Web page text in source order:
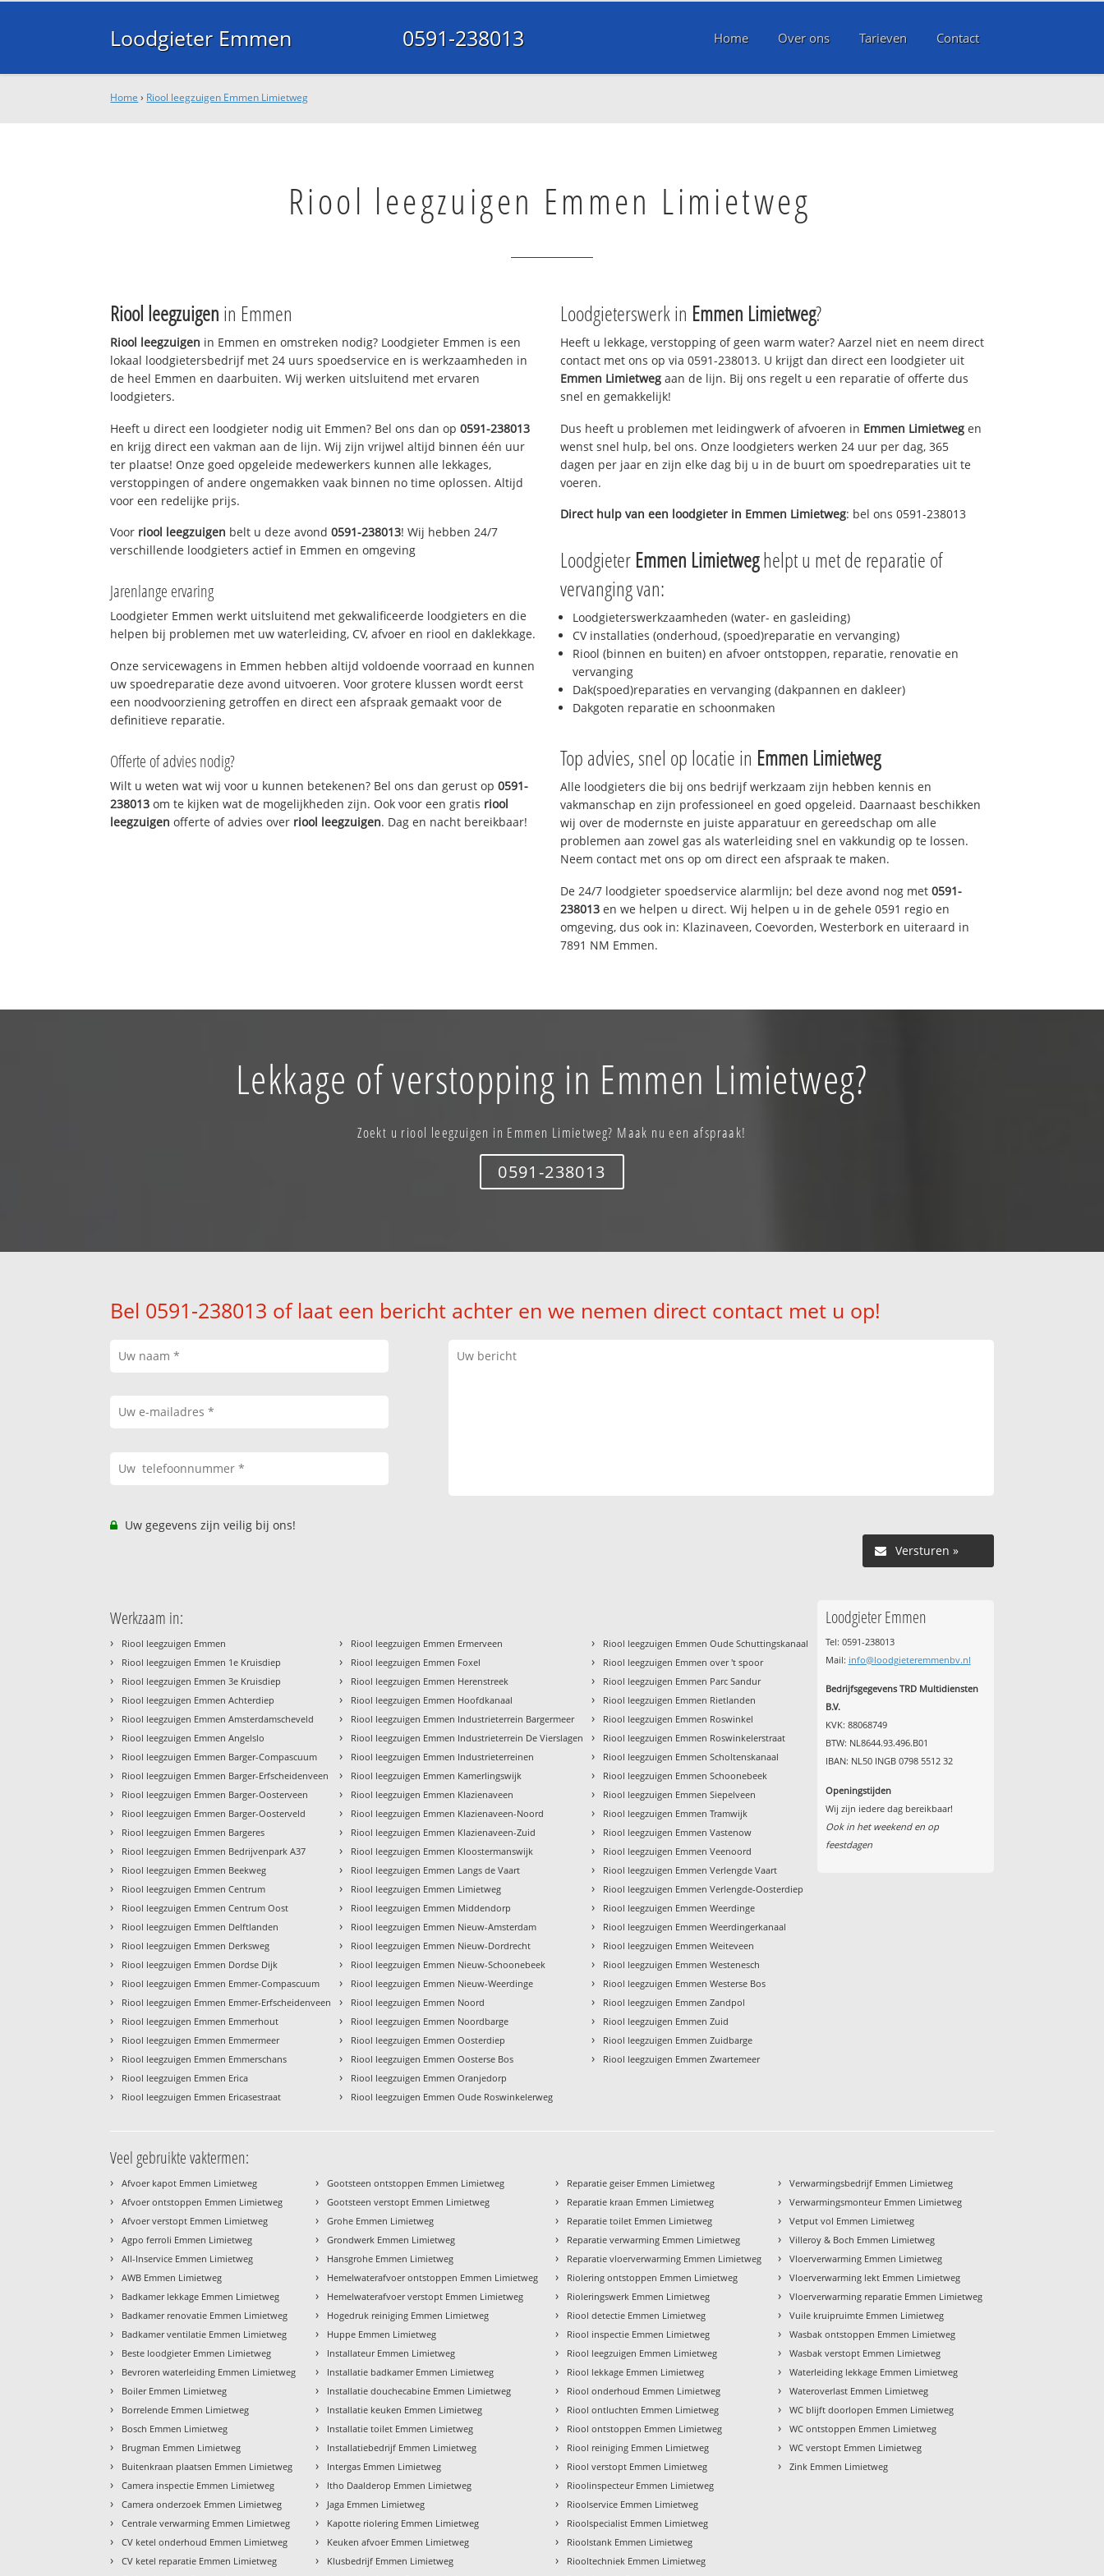
Loodgieter Emmen 0591-238013 Home Over ons Tarieven Contact
Home › Riool leegzuigen Emmen Limietweg
Riool leegzuigen Emmen Limietweg
Riool leegzuigen in Emmen
Riool leegzuigen in Emmen en omstreken nodig? Loodgieter Emmen is een
lokaal loodgietersbedrijf met 24 uurs spoedservice en is werkzaamheden in
de heel Emmen en daarbuiten. Wij werken uitsluitend met ervaren
loodgieters.
Heeft u direct een loodgieter nodig uit Emmen? Bel ons dan op0591-238013
en krijg direct een vakman aan de lijn. Wij zijn vrijwel altijd binnen één uur
ter plaatse! Onze goed opgeleide medewerkers kunnen alle lekkages,
verstoppingen of andere ongemakken vaak binnen no time oplossen. Altijd
voor een redelijke prijs.
Voor riool leegzuigen belt u deze avond0591-238013! Wij hebben 24/7
verschillende loodgieters actief in Emmen en omgeving
Jarenlange ervaring
Loodgieter Emmen werkt uitsluitend met gekwalificeerde loodgieters en die
helpen bij problemen met uw waterleiding, CV, afvoer en riool en daklekkage.
Onze servicewagens in Emmen hebben altijd voldoende voorraad en kunnen
uw spoedreparatie deze avond uitvoeren. Voor grotere klussen wordt eerst
een noodvoorziening getroffen en direct een afspraak gemaakt voor de
definitieve reparatie.
Offerte of advies nodig?
Wilt u weten wat wij voor u kunnen betekenen? Bel ons dan gerust op0591-
238013 om te kijken wat de mogelijkheden zijn. Ook voor een gratis riool
leegzuigen offerte of advies over riool leegzuigen. Dag en nacht bereikbaar!
Loodgieterswerk in Emmen Limietweg?
Heeft u lekkage, verstopping of geen warm water? Aarzel niet en neem direct
contact met ons op via 0591-238013. U krijgt dan direct een loodgieter uit
Emmen Limietweg aan de lijn. Bij ons regelt u een reparatie of offerte dus
snel en gemakkelijk!
Dus heeft u problemen met leidingwerk of afvoeren in Emmen Limietweg en
wenst snel hulp, bel ons. Onze loodgieters werken 24 uur per dag, 365
dagen per jaar en zijn elke dag bij u in de buurt om spoedreparaties uit te
voeren.
Direct hulp van een loodgieter in Emmen Limietweg: bel ons 0591-238013
Loodgieter Emmen Limietweghelpt u met de reparatie of
vervanging van:
Loodgieterswerkzaamheden (water- en gasleiding)
CV installaties (onderhoud, (spoed)reparatie en vervanging)
Riool (binnen en buiten) en afvoer ontstoppen, reparatie, renovatie en
vervanging
Dak(spoed)reparaties en vervanging (dakpannen en dakleer)
Dakgoten reparatie en schoonmaken
Top advies, snel op locatie in Emmen Limietweg
Alle loodgieters die bij ons bedrijf werkzaam zijn hebben kennis en
vakmanschap en zijn professioneel en goed opgeleid. Daarnaast beschikken
wij over de modernste en juiste apparatuur en gereedschap om alle
problemen aan zowel gas als waterleiding snel en vakkundig op te lossen.
Neem contact met ons op om direct een afspraak te maken.
De 24/7 loodgieter spoedservice alarmlijn; bel deze avond nog met 0591-
238013 en we helpen u direct. Wij helpen u in de gehele 0591 regio en
omgeving, dus ook in: Klazinaveen, Coevorden, Westerbork en uiteraard in
7891 NM Emmen.
Lekkage of verstopping in Emmen Limietweg?
Zoekt u riool leegzuigen in Emmen Limietweg? Maak nu een afspraak!
0591-238013
Bel 0591-238013 of laat een bericht achter en we nemen direct contact met u op!
Uw gegevens zijn veilig bij ons!
Versturen »
Werkzaam in:
› Riool leegzuigen Emmen
› Riool leegzuigen Emmen 1e Kruisdiep
› Riool leegzuigen Emmen 3e Kruisdiep
› Riool leegzuigen Emmen Achterdiep
› Riool leegzuigen Emmen Amsterdamscheveld
› Riool leegzuigen Emmen Angelslo
› Riool leegzuigen Emmen Barger-Compascuum
› Riool leegzuigen Emmen Barger-Erfscheidenveen
› Riool leegzuigen Emmen Barger-Oosterveen
› Riool leegzuigen Emmen Barger-Oosterveld
› Riool leegzuigen Emmen Bargeres
› Riool leegzuigen Emmen Bedrijvenpark A37
› Riool leegzuigen Emmen Beekweg
› Riool leegzuigen Emmen Centrum
› Riool leegzuigen Emmen Centrum Oost
› Riool leegzuigen Emmen Delftlanden
› Riool leegzuigen Emmen Derksweg
› Riool leegzuigen Emmen Dordse Dijk
› Riool leegzuigen Emmen Emmer-Compascuum
› Riool leegzuigen Emmen Emmer-Erfscheidenveen
› Riool leegzuigen Emmen Emmerhout
› Riool leegzuigen Emmen Emmermeer
› Riool leegzuigen Emmen Emmerschans
› Riool leegzuigen Emmen Erica
› Riool leegzuigen Emmen Ericasestraat
› Riool leegzuigen Emmen Ermerveen
› Riool leegzuigen Emmen Foxel
› Riool leegzuigen Emmen Herenstreek
› Riool leegzuigen Emmen Hoofdkanaal
› Riool leegzuigen Emmen Industrieterrein Bargermeer
› Riool leegzuigen Emmen Industrieterrein De Vierslagen
› Riool leegzuigen Emmen Industrieterreinen
› Riool leegzuigen Emmen Kamerlingswijk
› Riool leegzuigen Emmen Klazienaveen
› Riool leegzuigen Emmen Klazienaveen-Noord
› Riool leegzuigen Emmen Klazienaveen-Zuid
› Riool leegzuigen Emmen Kloostermanswijk
› Riool leegzuigen Emmen Langs de Vaart
› Riool leegzuigen Emmen Limietweg
› Riool leegzuigen Emmen Middendorp
› Riool leegzuigen Emmen Nieuw-Amsterdam
› Riool leegzuigen Emmen Nieuw-Dordrecht
› Riool leegzuigen Emmen Nieuw-Schoonebeek
› Riool leegzuigen Emmen Nieuw-Weerdinge
› Riool leegzuigen Emmen Noord
› Riool leegzuigen Emmen Noordbarge
› Riool leegzuigen Emmen Oosterdiep
› Riool leegzuigen Emmen Oosterse Bos
› Riool leegzuigen Emmen Oranjedorp
› Riool leegzuigen Emmen Oude Roswinkelerweg
› Riool leegzuigen Emmen Oude Schuttingskanaal
› Riool leegzuigen Emmen over 't spoor
› Riool leegzuigen Emmen Parc Sandur
› Riool leegzuigen Emmen Rietlanden
› Riool leegzuigen Emmen Roswinkel
› Riool leegzuigen Emmen Roswinkelerstraat
› Riool leegzuigen Emmen Scholtenskanaal
› Riool leegzuigen Emmen Schoonebeek
› Riool leegzuigen Emmen Siepelveen
› Riool leegzuigen Emmen Tramwijk
› Riool leegzuigen Emmen Vastenow
› Riool leegzuigen Emmen Veenoord
› Riool leegzuigen Emmen Verlengde Vaart
› Riool leegzuigen Emmen Verlengde-Oosterdiep
› Riool leegzuigen Emmen Weerdinge
› Riool leegzuigen Emmen Weerdingerkanaal
› Riool leegzuigen Emmen Weiteveen
› Riool leegzuigen Emmen Westenesch
› Riool leegzuigen Emmen Westerse Bos
› Riool leegzuigen Emmen Zandpol
› Riool leegzuigen Emmen Zuid
› Riool leegzuigen Emmen Zuidbarge
› Riool leegzuigen Emmen Zwartemeer
Loodgieter Emmen
Tel: 0591-238013
Mail: info@loodgieteremmenbv.nl
Bedrijfsgegevens TRD Multidiensten
B.V.
KVK: 88068749
BTW: NL8644.93.496.B01
IBAN: NL50 INGB 0798 5512 32
Openingstijden
Wij zijn iedere dag bereikbaar!
Ook in het weekend en op
feestdagen
Veel gebruikte vaktermen:
› Afvoer kapot Emmen Limietweg
› Afvoer ontstoppen Emmen Limietweg
› Afvoer verstopt Emmen Limietweg
› Agpo ferroli Emmen Limietweg
› All-Inservice Emmen Limietweg
› AWB Emmen Limietweg
› Badkamer lekkage Emmen Limietweg
› Badkamer renovatie Emmen Limietweg
› Badkamer ventilatie Emmen Limietweg
› Beste loodgieter Emmen Limietweg
› Bevroren waterleiding Emmen Limietweg
› Boiler Emmen Limietweg
› Borrelende Emmen Limietweg
› Bosch Emmen Limietweg
› Brugman Emmen Limietweg
› Buitenkraan plaatsen Emmen Limietweg
› Camera inspectie Emmen Limietweg
› Camera onderzoek Emmen Limietweg
› Centrale verwarming Emmen Limietweg
› CV ketel onderhoud Emmen Limietweg
› CV ketel reparatie Emmen Limietweg
› Gootsteen ontstoppen Emmen Limietweg
› Gootsteen verstopt Emmen Limietweg
› Grohe Emmen Limietweg
› Grondwerk Emmen Limietweg
› Hansgrohe Emmen Limietweg
› Hemelwaterafvoer ontstoppen Emmen Limietweg
› Hemelwaterafvoer verstopt Emmen Limietweg
› Hogedruk reiniging Emmen Limietweg
› Huppe Emmen Limietweg
› Installateur Emmen Limietweg
› Installatie badkamer Emmen Limietweg
› Installatie douchecabine Emmen Limietweg
› Installatie keuken Emmen Limietweg
› Installatie toilet Emmen Limietweg
› Installatiebedrijf Emmen Limietweg
› Intergas Emmen Limietweg
› Itho Daalderop Emmen Limietweg
› Jaga Emmen Limietweg
› Kapotte riolering Emmen Limietweg
› Keuken afvoer Emmen Limietweg
› Klusbedrijf Emmen Limietweg
› Reparatie geiser Emmen Limietweg
› Reparatie kraan Emmen Limietweg
› Reparatie toilet Emmen Limietweg
› Reparatie verwarming Emmen Limietweg
› Reparatie vloerverwarming Emmen Limietweg
› Riolering ontstoppen Emmen Limietweg
› Rioleringswerk Emmen Limietweg
› Riool detectie Emmen Limietweg
› Riool inspectie Emmen Limietweg
› Riool leegzuigen Emmen Limietweg
› Riool lekkage Emmen Limietweg
› Riool onderhoud Emmen Limietweg
› Riool ontluchten Emmen Limietweg
› Riool ontstoppen Emmen Limietweg
› Riool reiniging Emmen Limietweg
› Riool verstopt Emmen Limietweg
› Rioolinspecteur Emmen Limietweg
› Rioolservice Emmen Limietweg
› Rioolspecialist Emmen Limietweg
› Rioolstank Emmen Limietweg
› Riooltechniek Emmen Limietweg
› Verwarmingsbedrijf Emmen Limietweg
› Verwarmingsmonteur Emmen Limietweg
› Vetput vol Emmen Limietweg
› Villeroy & Boch Emmen Limietweg
› Vloerverwarming Emmen Limietweg
› Vloerverwarming lekt Emmen Limietweg
› Vloerverwarming reparatie Emmen Limietweg
› Vuile kruipruimte Emmen Limietweg
› Wasbak ontstoppen Emmen Limietweg
› Wasbak verstopt Emmen Limietweg
› Waterleiding lekkage Emmen Limietweg
› Wateroverlast Emmen Limietweg
› WC blijft doorlopen Emmen Limietweg
› WC ontstoppen Emmen Limietweg
› WC verstopt Emmen Limietweg
› Zink Emmen Limietweg